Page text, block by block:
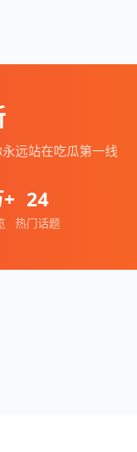
远站在吃瓜第一线
24
热门话题